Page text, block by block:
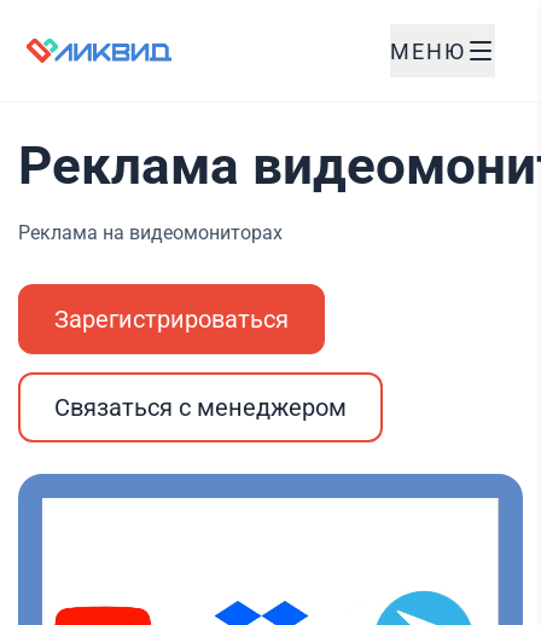
МЕНЮ
Реклама
Реклама на видеомониторах
Зарегистрироваться
Связаться с менеджером